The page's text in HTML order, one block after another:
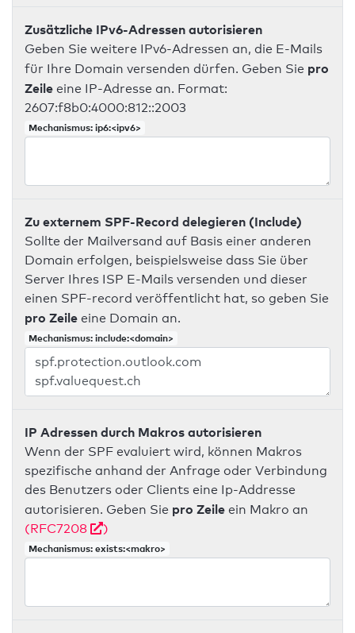
Zusätzliche IPv6-Adressen autorisieren
Geben Sie weitere IPv6-Adressen an, die E-Mails
für Ihre Domain versenden dürfen. Geben Sie pro
Zeile eine IP-Adresse an. Format:
2607:f8b0:4000:812::2003
Mechanismus: ip6:<ipv6>
Zu externem SPF-Record delegieren (Include)
Sollte der Mailversand auf Basis einer anderen
Domain erfolgen, beispielsweise dass Sie über
Server Ihres ISP E-Mails versenden und dieser
einen SPF-record veröffentlicht hat, so geben Sie
pro Zeile eine Domain an.
Mechanismus: include:<domain>
IP Adressen durch Makros autorisieren
Wenn der SPF evaluiert wird, können Makros
spezifische anhand der Anfrage oder Verbindung
des Benutzers oder Clients eine Ip-Addresse
autorisieren. Geben Sie pro Zeile ein Makro an
(RFC7208
)
Mechanismus: exists:<makro>